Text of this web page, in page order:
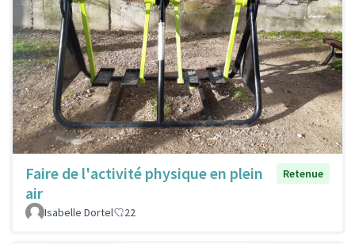
Faire de l'activité physique en plein
air
Retenue
Isabelle Dortel 22